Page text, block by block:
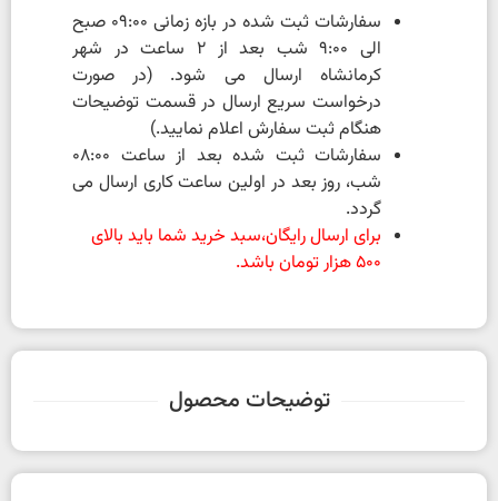
سفارشات ثبت شده در بازه زمانی 09:00 صبح
الی 9:00 شب بعد از 2 ساعت در شهر
کرمانشاه ارسال می شود. (در صورت
درخواست سریع ارسال در قسمت توضیحات
هنگام ثبت سفارش اعلام نمایید.)
سفارشات ثبت شده بعد از ساعت 08:00
شب، روز بعد در اولین ساعت کاری ارسال می
گردد.
برای ارسال رایگان،سبد خرید شما باید بالای
500 هزار تومان باشد.
توضیحات محصول